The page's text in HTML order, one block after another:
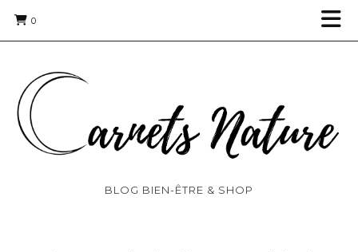
0
BLOG BIEN-ÊTRE & SHOP